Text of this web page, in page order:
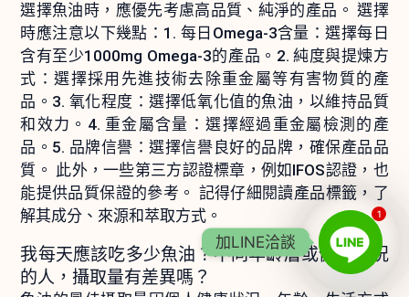
選擇魚油時，應優先考慮高品質、純淨的產品。 選擇
時應注意以下幾點：1. 每日Omega-3含量：選擇每日
含有至少1000mg Omega-3的產品。2. 純度與提煉方
式：選擇採用先進技術去除重金屬等有害物質的產
品。3. 氧化程度：選擇低氧化值的魚油，以維持品質
和效力。4. 重金屬含量：選擇經過重金屬檢測的產
品。5. 品牌信譽：選擇信譽良好的品牌，確保產品品
質。 此外，一些第三方認證標章，例如IFOS認證，也
能提供品質保證的參考。 記得仔細閱讀產品標籤，了
解其成分、來源和萃取方式。
我每天應該吃多少魚油？不同年齡層或健康狀況
的人，攝取量有差異嗎？
1
加LINE洽談